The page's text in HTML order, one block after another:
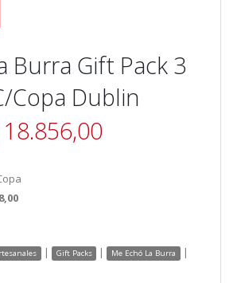
Burra Gift Pack 3
Copa Dublin
| Gift Packs | Me Echó La Burra |